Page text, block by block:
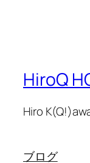
HiroQ
Hiro
ブログ